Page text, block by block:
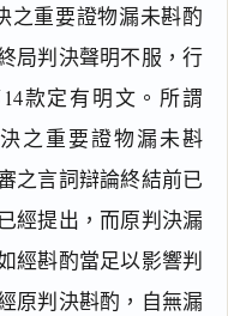
之重要證物漏未斟酌
局判決聲明不服，行
款定有明文。所謂
之重要證物漏未斟
之言詞辯論終結前已
經提出，而原判決漏
經斟酌當足以影響判
原判決斟酌，自無漏